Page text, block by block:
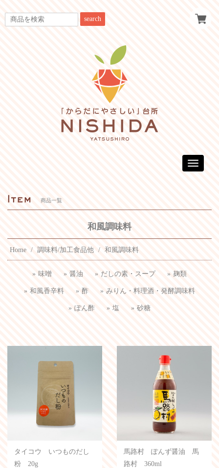
search
Toggle
商品一覧
和風調味料
Home 調味料/加工食品他 和風調味料
味噌 醤油 だしの素・スープ 麹類
和風香辛料 酢 みりん・料理酒・発酵調味料
ぽん酢 塩 砂糖
タイコウ いつものだし
粉 20g
馬路村 ぽんず醤油 馬
路村 360ml